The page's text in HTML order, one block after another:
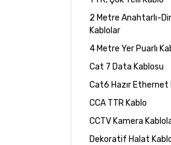
2 Metre Anahtarlı-
Kablolar
4 Metre Yer Puarlı
Cat 7 Data Kablosu
Cat6 Hazır Ethernet
CCA TTR Kablo
CCTV Kamera
Dekoratif Halat